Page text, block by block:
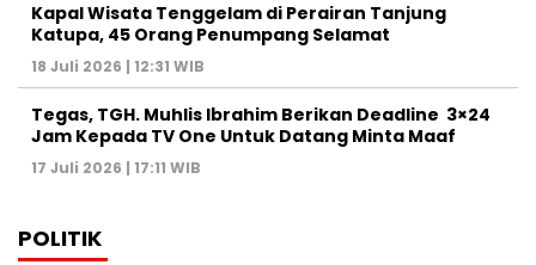
Kapal Wisata Tenggelam di Perairan Tanjung
Katupa, 45 Orang Penumpang Selamat
18 Juli 2026 | 12:31 WIB
Tegas, TGH. Muhlis Ibrahim Berikan Deadline 3×24
Jam Kepada TV One Untuk Datang Minta Maaf
17 Juli 2026 | 17:11 WIB
POLITIK